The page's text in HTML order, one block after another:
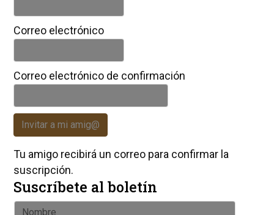
Correo electrónico
Correo electrónico de confirmación
Invitar a mi amig@
Tu amigo recibirá un correo para confirmar la
suscripción.
Suscríbete al boletín